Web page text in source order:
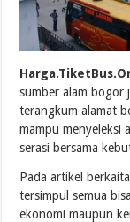
sumber alam bogor
terangkum alamat
mampu menyeleksi
serasi bersama
Pada artikel
tersimpul semua
ekonomi maupun